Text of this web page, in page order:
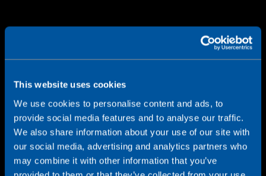
This website uses cookies
We use cookies to personalise content and ads, to
provide social media features and to analyse our traffic.
We also share information about your use of our site with
our social media, advertising and analytics partners who
may combine it with other information that you’ve